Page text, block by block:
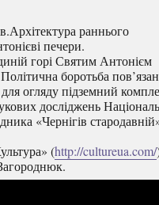
раннього
печери.
горі Святим Антонієм
боротьба
огляду підземний
досліджень
«Чернігів
(http://cultureua.com/